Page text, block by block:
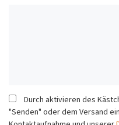
Durch aktivieren des
"Senden" oder dem Versand